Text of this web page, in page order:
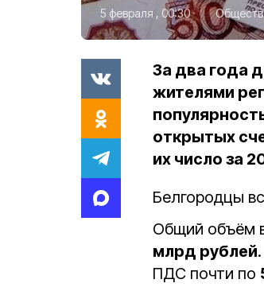
5 февраля , 00:30
За два года
жителями
открытых
их число за
Белгородцы вс
Общий объём
млрд рублей
ПДС почти по